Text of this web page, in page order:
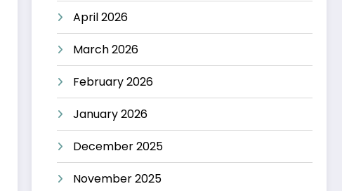
April 2026
March 2026
February 2026
January 2026
December 2025
November 2025